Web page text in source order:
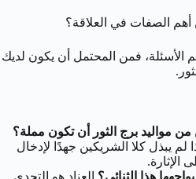
أهم الصفات في العلاقة؟
الأسئلة، فمن المحتمل أن يكون لديك
من مواليد برج الثور أن تكون مملة؟
لم يبذل كلا الشريكين جهدًا لإدخال
الإثارة.
هذا الثنائي؟ العناد هو التحدي